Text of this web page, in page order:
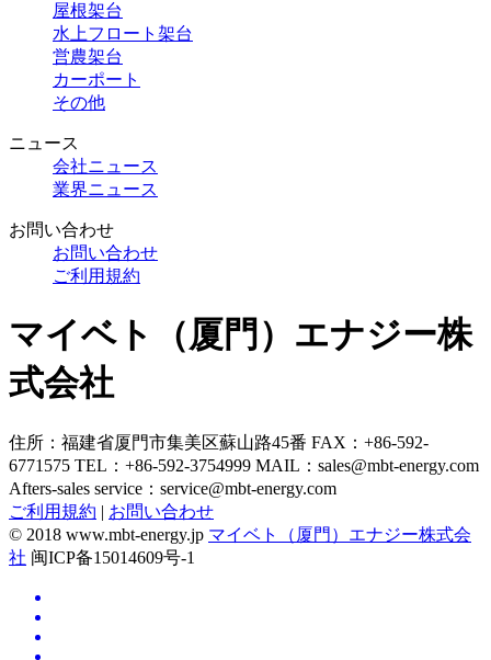
屋根架台
水上フロート架台
営農架台
カーポート
その他
ニュース
会社ニュース
業界ニュース
お問い合わせ
お問い合わせ
ご利用規約
マイベト（厦門）エナジー株
式会社
住所：福建省厦門市集美区蘇山路45番 FAX：+86-592-
6771575 TEL：+86-592-3754999 MAIL： sales@mbt-energy.com
Afters-sales service： service@mbt-energy.com
ご利用規約 | お問い合わせ
© 2018 www.mbt-energy.jp マイベト（厦門）エナジー株式会
社 闽ICP备15014609号-1